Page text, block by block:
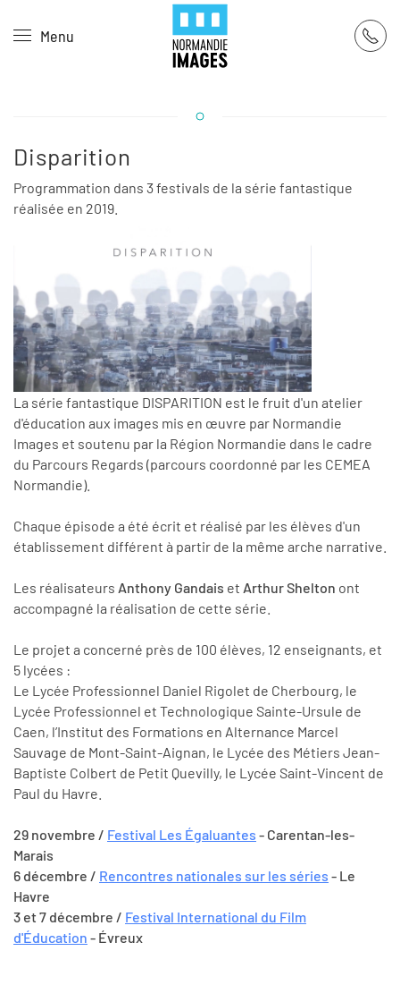
Skip to main content
Menu
Disparition
Programmation dans 3 festivals de la série fantastique
réalisée en 2019.
La série fantastique DISPARITION est le fruit d'un atelier
d'éducation aux images mis en œuvre par Normandie
Images et soutenu par la Région Normandie dans le cadre
du Parcours Regards (parcours coordonné par les CEMEA
Normandie).
Chaque épisode a été écrit et réalisé par les élèves d'un
établissement différent à partir de la même arche narrative.
Les réalisateurs Anthony Gandais et Arthur Shelton ont
accompagné la réalisation de cette série.
Le projet a concerné près de 100 élèves, 12 enseignants, et
5 lycées :
Le Lycée Professionnel Daniel Rigolet de Cherbourg, le
Lycée Professionnel et Technologique Sainte-Ursule de
Caen, l’Institut des Formations en Alternance Marcel
Sauvage de Mont-Saint-Aignan, le Lycée des Métiers Jean-
Baptiste Colbert de Petit Quevilly, le Lycée Saint-Vincent de
Paul du Havre.
29 novembre / Festival Les Égaluantes - Carentan-les-
Marais
6 décembre / Rencontres nationales sur les séries - Le
Havre
3 et 7 décembre / Festival International du Film
d'Éducation - Évreux
Panneau de gestion des cookies